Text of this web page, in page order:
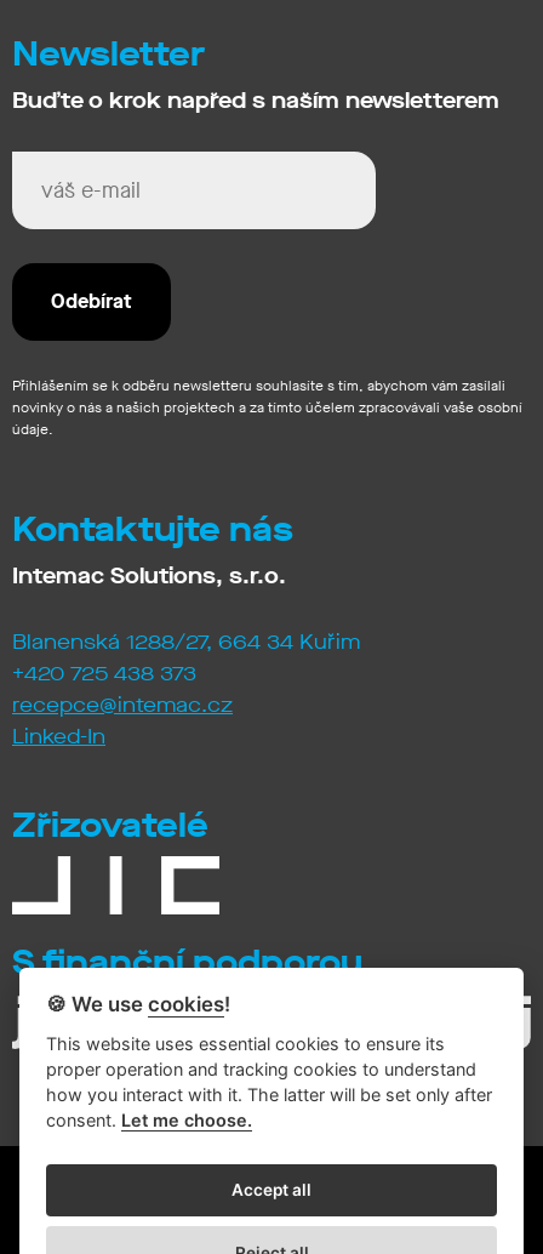
Newsletter
Buďte o krok napřed s naším newsletterem
Přihlášením se k odběru newsletteru souhlasíte s tím, abychom vám zasílali
novinky o nás a našich projektech a za tímto účelem zpracovávali vaše osobní
údaje.
Kontaktujte nás
Intemac Solutions, s.r.o.
Blanenská 1288/27, 664 34 Kuřim
+420 725 438 373
recepce@intemac.cz
Linked-In
Zřizovatelé
S finanční podporou
© 2026 Intemac Solutions
Zásady zpracování osobních údajů
🍪 We usecookies!
This website uses essential cookies to ensure its
proper operation and tracking cookies to understand
how you interact with it. The latter will be set only after
consent. Let me choose.
Accept all